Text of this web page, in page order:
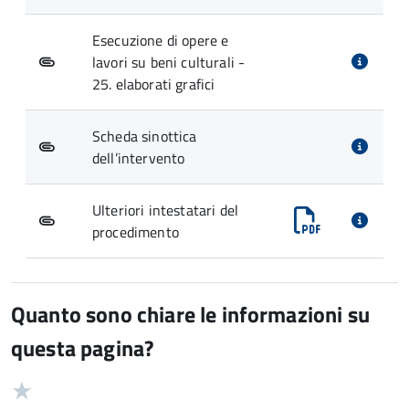
Esecuzione di opere e
lavori su beni culturali -
25. elaborati grafici
Scheda sinottica
dell’intervento
Ulteriori intestatari del
procedimento
Quanto sono chiare le informazioni su
questa pagina?
Valutazione